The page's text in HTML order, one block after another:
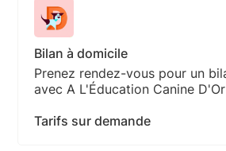
Bilan à domicile
Prenez rendez-vous pour un
avec A L'Éducation Canine
Tarifs sur demande